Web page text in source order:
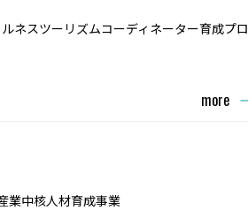
ネスツーリズムコーディネーター育成プロ
more
業中核人材育成事業